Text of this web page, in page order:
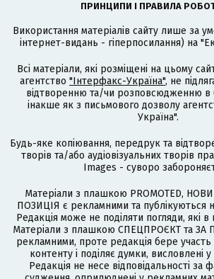
ПРИНЦИПИ І ПРАВИЛА
Використання матеріалів сайту лише за
інтернет-видань - гіперпосилання) на
Всі матеріали, які розміщені на цьому
агентство "Інтерфакс-Україна", не
відтворенню та/чи розповсюдженню в
інакше як з письмового дозволу
Україна".
Будь-яке копіювання, передрук та
творів та/або аудіовізуальних творів
Images - суворо
Матеріали з плашкою PROMOTED,
ПОЗИЦІЯ є рекламними та публікуються
Редакція може не поділяти погляди, які
Матеріали з плашкою СПЕЦПРОЄКТ та ЗА
рекламними, проте редакція бере участь
контенту і поділяє думки, висловлені
Редакція не несе відповідальності за